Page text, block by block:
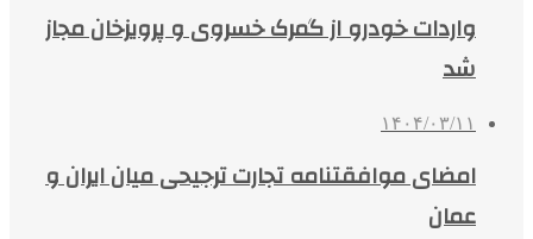
واردات خودرو از گمرک خسروی و پرویزخان مجاز
شد
۱۴۰۴/۰۳/۱۱
امضای موافقتنامه تجارت ترجیحی میان ایران و
عمان